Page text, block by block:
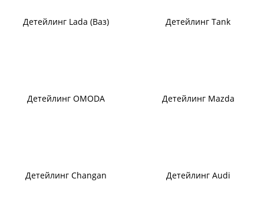
Детейлинг Lada (Ваз) Детейлинг Tank
Детейлинг OMODA Детейлинг Mazda
Детейлинг Changan Детейлинг Audi